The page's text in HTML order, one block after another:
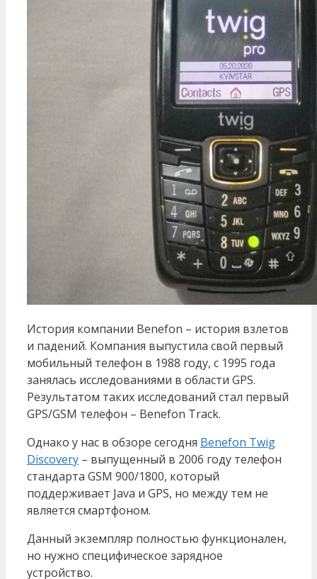
История компании Benefon – история взлетов
и падений. Компания выпустила свой первый
мобильный телефон в 1988 году, с 1995 года
занялась исследованиями в области GPS.
Результатом таких исследований стал первый
GPS/GSM телефон – Benefon Track.
Однако у нас в обзоре сегодня Benefon Twig
Discovery – выпущенный в 2006 году телефон
стандарта GSM 900/1800, который
поддерживает Java и GPS, но между тем не
является смартфоном.
Данный экземпляр полностью функционален,
но нужно специфическое зарядное
устройство.